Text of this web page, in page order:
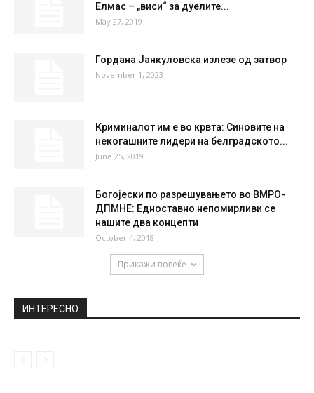
Елмас – „виси“ за дуелите...
May 27, 2019
Гордана Јанкуловска излезе од затвор
November 1, 2023
Криминалот им е во крвта: Синовите на
некогашните лидери на белградското...
June 25, 2019
Богојески по разрешувањето во ВМРО-
ДПМНЕ: Едноставно непомирливи се
нашите два концепти
October 4, 2018
Прикажи повеќе
ИНТЕРЕСНО